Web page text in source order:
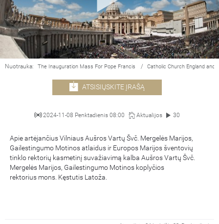
Nuotrauka: The Inauguration Mass For Pope Francis / Catholic Church England and
ATSISIŲSKITE ĮRAŠĄ
2024-11-08 Penktadienis 08:00 Aktualijos 30
Apie artėjančius Vilniaus Aušros Vartų Švč. Mergelės Marijos,
Gailestingumo Motinos atlaidus ir Europos Marijos šventovių
tinklo rektorių kasmetinį suvažiavimą kalba Aušros Vartų Švč.
Mergelės Marijos, Gailestingumo Motinos koplyčios
rektorius mons. Kęstutis Latoža.